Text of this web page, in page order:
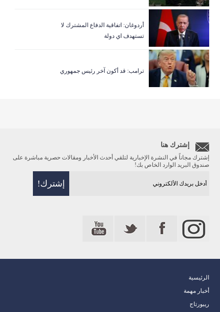
أردوغان: اتفاقية الدفاع المشترك لا
تستهدف اي دولة
ترامب: قد أكون آخر رئيس جمهوري
إشترك هنا
إشترك مجاناً في النشرة الإخبارية لتلقي أحدث الأخبار ومقالات حصرية مباشرة على
صندوق البريد الوارد الخاص بك!
الرئيسية
أخبار مهمة
ريبورتاج